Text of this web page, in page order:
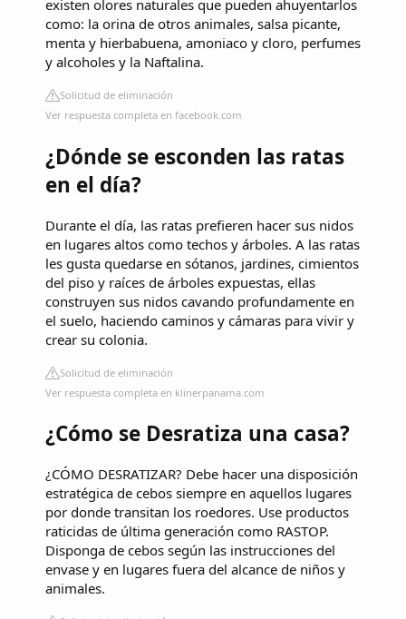
existen olores naturales que pueden ahuyentarlos
como: la orina de otros animales, salsa picante,
menta y hierbabuena, amoniaco y cloro, perfumes
y alcoholes y la Naftalina.
Solicitud de eliminación
Ver respuesta completa en facebook.com
¿Dónde se esconden las ratas
en el día?
Durante el día, las ratas prefieren hacer sus nidos
en lugares altos como techos y árboles. A las ratas
les gusta quedarse en sótanos, jardines, cimientos
del piso y raíces de árboles expuestas, ellas
construyen sus nidos cavando profundamente en
el suelo, haciendo caminos y cámaras para vivir y
crear su colonia.
Solicitud de eliminación
Ver respuesta completa en klinerpanama.com
¿Cómo se Desratiza una casa?
¿CÓMO DESRATIZAR? Debe hacer una disposición
estratégica de cebos siempre en aquellos lugares
por donde transitan los roedores. Use productos
raticidas de última generación como RASTOP.
Disponga de cebos según las instrucciones del
envase y en lugares fuera del alcance de niños y
animales.